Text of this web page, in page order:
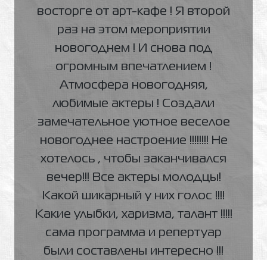
восторге от арт-кафе ! Я второй
раз на этом мероприятии
новогоднем ! И снова под
огромным впечатлением !
Атмосфера новогодняя,
любимые актеры ! Создали
замечательное уютное веселое
новогоднее настроение !!!!!!!! Не
хотелось , чтобы заканчивался
вечер!!! Все актеры молодцы!
Какой шикарный у них голос !!!!
Какие улыбки, харизма, талант !!!!!
сама программа и репертуар
были составлены интересно !!!